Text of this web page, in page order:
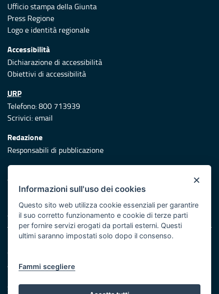
Ufficio stampa della Giunta
Press Regione
Logo e identità regionale
Accessibilità
Dichiarazione di accessibilità
Obiettivi di accessibilità
URP
Telefono: 800 713939
Scrivici:email
Redazione
Responsabili di pubblicazione
Protezione civile
Vai al sito di Protezione Civile Puglia
Iniziativa finanziata con risorse del POR Puglia 2014/2020 -
Asse XI
Note legali
Cookie e privacy
Atti di notifica
Servizi Intranet
×
Informazioni sull'uso dei cookies
Questo sito web utilizza cookie essenziali per garantire
il suo corretto funzionamento e cookie di terze parti
per fornire servizi erogati da portali esterni. Questi
ultimi saranno impostati solo dopo il consenso.
Fammi scegliere